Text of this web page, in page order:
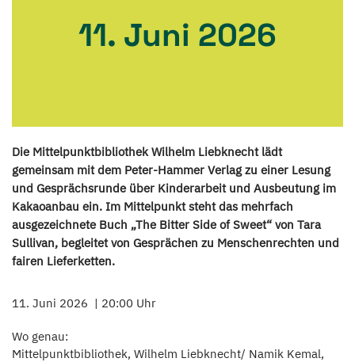
11. Juni 2026
Die Mittelpunktbibliothek Wilhelm Liebknecht lädt
gemeinsam mit dem Peter-Hammer Verlag zu einer Lesung
und Gesprächsrunde über Kinderarbeit und Ausbeutung im
Kakaoanbau ein. Im Mittelpunkt steht das mehrfach
ausgezeichnete Buch „The Bitter Side of Sweet“ von Tara
Sullivan, begleitet von Gesprächen zu Menschenrechten und
fairen Lieferketten.
11. Juni 2026 20:00 Uhr
Wo genau:
Mittelpunktbibliothek, Wilhelm Liebknecht/ Namik Kemal,